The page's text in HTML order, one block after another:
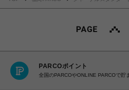
PARCOポイント
全国のPARCOやONLINE PARCOで貯